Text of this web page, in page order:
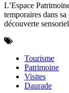
L’Espace
temporaires dans
découverte
Tourisme
Patrimoine
Visites
Daurade